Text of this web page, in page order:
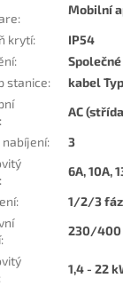
:
Mobilní
krytí:
IP54
:
stanice:
kabel
:
AC
nabíjení:
3
:
6A, 10A,
:
1/2/3
:
230/400
:
1,4 - 22